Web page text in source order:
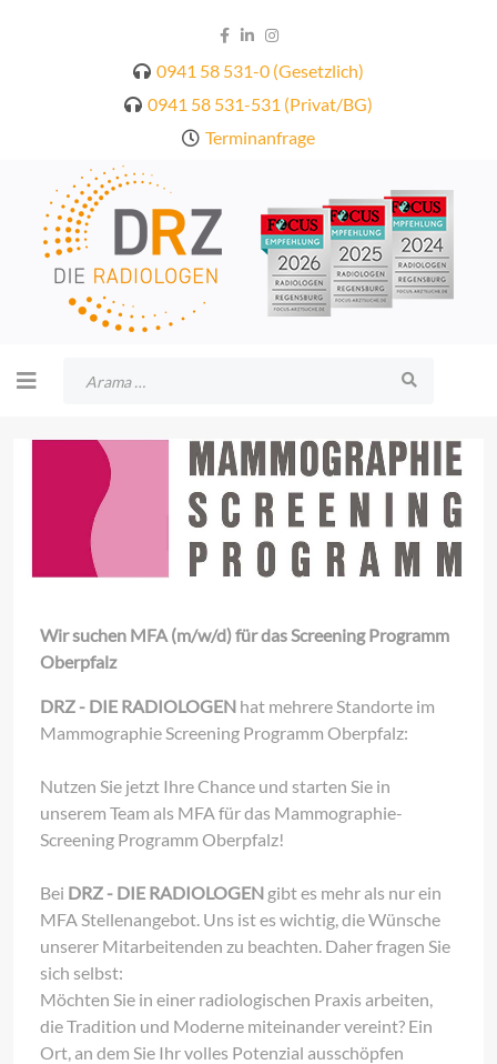
0941 58 531-0 (Gesetzlich)
0941 58 531-531 (Privat/BG)
Terminanfrage
Wir suchen MFA (m/w/d) für das Screening Programm
Oberpfalz
DRZ - DIE RADIOLOGEN hat mehrere Standorte im
Mammographie Screening Programm Oberpfalz:
Nutzen Sie jetzt Ihre Chance und starten Sie in
unserem Team als MFA für das Mammographie-
Screening Programm Oberpfalz!
Bei DRZ - DIE RADIOLOGEN gibt es mehr als nur ein
MFA Stellenangebot. Uns ist es wichtig, die Wünsche
unserer Mitarbeitenden zu beachten. Daher fragen Sie
sich selbst:
Möchten Sie in einer radiologischen Praxis arbeiten,
die Tradition und Moderne miteinander vereint? Ein
Ort, an dem Sie Ihr volles Potenzial ausschöpfen